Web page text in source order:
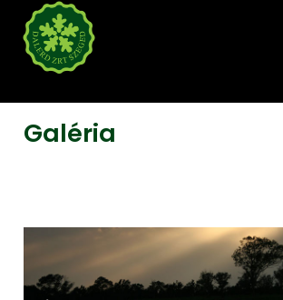
Galéria